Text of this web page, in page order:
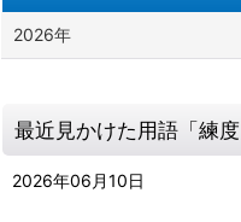
最近見かけた用語「練
2026年06 月10日
2026年